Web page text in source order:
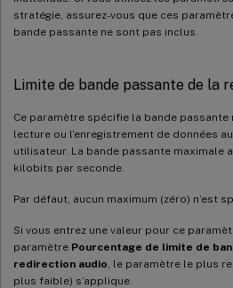
stratégie, assurez-vous que ces
bande passante ne sont pas inclus.
Limite de bande passante de la
Ce paramètre spécifie la bande
lecture ou l’enregistrement de données
utilisateur. La bande passante maximale
kilobits par seconde.
Par défaut, aucun maximum (zéro) n’est
Si vous entrez une valeur pour ce
paramètre Pourcentage de limite de
redirection audio , le paramètre le plus
plus faible) s’applique.